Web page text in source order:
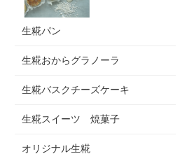
生糀パン
生糀おからグラノーラ
生糀バスクチーズケーキ
生糀スイーツ 焼菓子
オリジナル生糀